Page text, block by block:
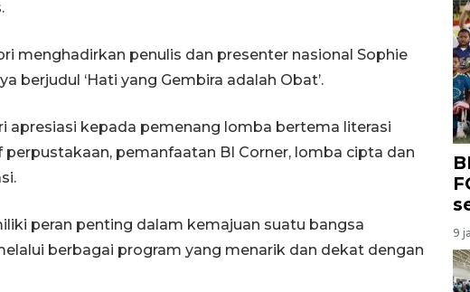
menghadirkan penulis dan presenter nasional Sophie
berjudul ‘Hati yang Gembira adalah Obat’.
apresiasi kepada pemenang lomba bertema literasi
pemanfaatan BI Corner, lomba cipta dan
peran penting dalam kemajuan suatu bangsa
berbagai program yang menarik dan dekat dengan
9